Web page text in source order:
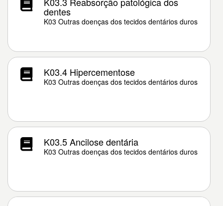
dentes
K03 Outras doenças dos tecidos dentários duros
K03.4 Hipercementose
K03 Outras doenças dos tecidos dentários duros
K03.5 Ancilose dentária
K03 Outras doenças dos tecidos dentários duros